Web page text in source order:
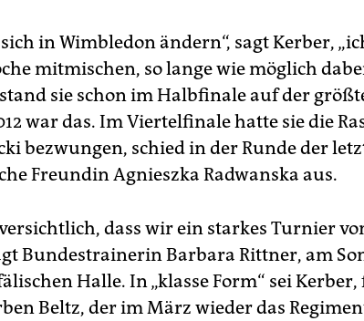
sich in Wimbledon ändern“, sagt Kerber,
mitmischen, so lange wie möglich
sie schon im Halbfinale auf der
war das. Im Viertelfinale hatte sie die
bezwungen, schied in der Runde der
Freundin Agnieszka Radwanska aus.
dass wir ein starkes Turnier
Bundestrainerin Barbara Rittner, am
Halle. In „klasse Form“ sei
Beltz, der im März wieder das